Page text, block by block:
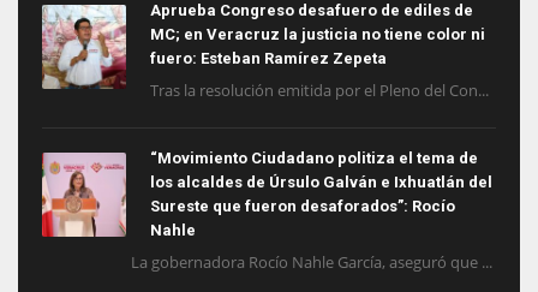
Aprueba Congreso desafuero de ediles de
MC; en Veracruz la justicia no tiene color ni
fuero: Esteban Ramírez Zepeta
Tras la resolución emitida por el Pleno del Con...
“Movimiento Ciudadano politiza el tema de
los alcaldes de Úrsulo Galván e Ixhuatlán del
Sureste que fueron desaforados”: Rocío
Nahle
La gobernadora Rocío Nahle García, aseguró que ...